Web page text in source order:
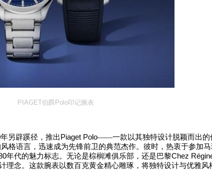
PIAGET伯爵Polo印记腕表
年另辟蹊径，推出Piaget Polo——一款以其独特设计脱颖而出
格语言，迅速成为先锋前卫的典范杰作。彼时，热衷于参加
年代的魅力标志。无论是棕榈滩俱乐部，还是巴黎Chez
理念。这款腕表以数百克黄金精心雕琢，将独特设计与优雅